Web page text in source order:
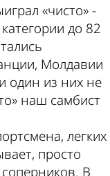
«чисто» -
до 82
Молдавии
один из них не
наш самбист
легких
просто
В